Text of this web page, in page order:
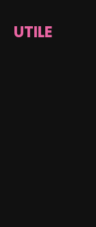
UTILE